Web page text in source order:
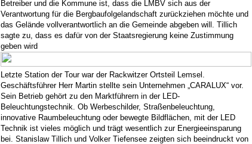
Betreiber und die Kommune ist, dass die LMBV sich aus der
Verantwortung für die Bergbaufolgelandschaft zurückziehen möchte und
das Gelände vollverantwortlich an die Gemeinde abgeben will. Tillich
sagte zu, dass es dafür von der Staatsregierung keine Zustimmung
geben wird
Letzte Station der Tour war der Rackwitzer Ortsteil Lemsel.
Geschäftsführer Herr Martin stellte sein Unternehmen „CARALUX“ vor.
Sein Betrieb gehört zu den Marktführern in der LED-
Beleuchtungstechnik. Ob Werbeschilder, Straßenbeleuchtung,
innovative Raumbeleuchtung oder bewegte Bildflächen, mit der LED
Technik ist vieles möglich und trägt wesentlich zur Energieeinsparung
bei. Stanislaw Tillich und Volker Tiefensee zeigten sich beeindruckt von